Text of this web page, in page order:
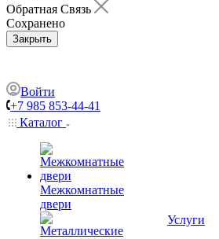
Обратная Связь
Сохранено
Закрыть
Войти
+7 985 853-44-41
Каталог
Межкомнатные
двери
Услуги